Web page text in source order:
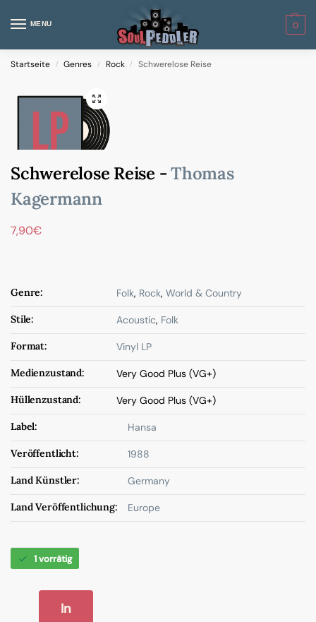
MENU 0
Startseite / Genres / Rock / Schwerelose Reise
Schwerelose Reise -Thomas
Kagermann
7,90€
Genre: Folk, Rock, World & Country
Stile: Acoustic, Folk
Format: Vinyl LP
Medienzustand: Very Good Plus (VG+)
Hüllenzustand: Very Good Plus (VG+)
Label: Hansa
Veröffentlicht: 1988
Land Künstler: Germany
Land Veröffentlichung: Europe
1 vorrätig
In